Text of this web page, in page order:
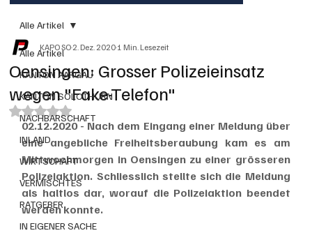
Alle Artikel
KANTON AARGAU
KANTON SOLOTHURN
NACHBARSCHAFT
INLAND
WIRTSCHAFT
VERMISCHTES
RATGEBER
IN EIGENER SACHE
Alle Artikel
Oensingen: Grosser Polizeieinsatz
wegen "Fake-Telefon"
KAPO SO2. Dez. 20201 Min. Lesezeit
Mit NaN von 5 Sternen bewertet.
02.12.2020 - Nach dem Eingang einer Meldung über
eine angebliche Freiheitsberaubung kam es am
Mittwochmorgen in Oensingen zu einer grösseren
Polizeiaktion. Schliesslich stellte sich die Meldung
als haltlos dar, worauf die Polizeiaktion beendet
werden konnte.